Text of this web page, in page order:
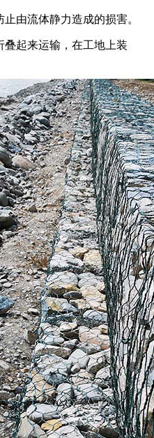
由流体静力造成的损害。
叠起来运输，在工地上装